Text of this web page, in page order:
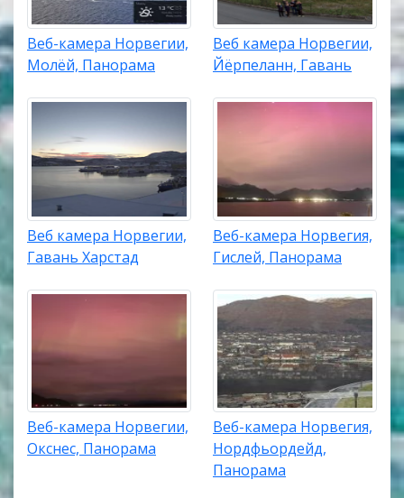
Веб-камера Норвегии,
Молёй, Панорама
Веб камера Норвегии,
Йёрпеланн, Гавань
Веб камера Норвегии,
Гавань Харстад
Веб-камера Норвегия,
Гислей, Панорама
Веб-камера Норвегии,
Окснес, Панорама
Веб-камера Норвегия,
Нордфьордейд,
Панорама